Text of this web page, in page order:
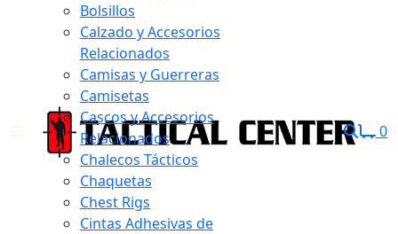
Bolsillos
Calzado y Accesorios
Relacionados
Camisas y Guerreras
Camisetas
Cascos y Accesorios
Relacionados
Chalecos Tácticos
Chaquetas
Chest Rigs
Cintas Adhesivas de
0